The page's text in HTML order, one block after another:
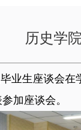
历史学
业生座谈会在
加座谈会。